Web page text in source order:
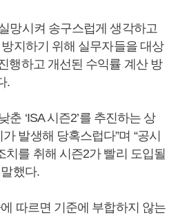
망시켜 송구스럽게 생각하고
방지하기 위해 실무자들을 대상
행하고 개선된 수익률 계산 방
.
춘 ‘ISA 시즌2’를 추진하는 상
발생해 당혹스럽다”며 “공시
치를 취해 시즌2가 빨리 도입될
했다.
따르면 기준에 부합하지 않는